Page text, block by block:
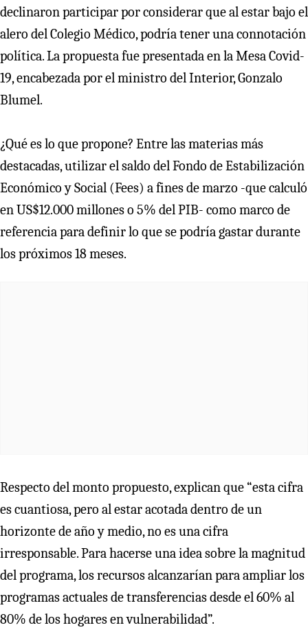
declinaron participar por considerar que al estar bajo el
alero del Colegio Médico, podría tener una connotación
política. La propuesta fue presentada en la Mesa Covid-
19, encabezada por el ministro del Interior, Gonzalo
Blumel.
¿Qué es lo que propone? Entre las materias más
destacadas, utilizar el saldo del Fondo de Estabilización
Económico y Social (Fees) a fines de marzo -que calculó
en US$12.000 millones o 5% del PIB- como marco de
referencia para definir lo que se podría gastar durante
los próximos 18 meses.
Respecto del monto propuesto, explican que “esta cifra
es cuantiosa, pero al estar acotada dentro de un
horizonte de año y medio, no es una cifra
irresponsable. Para hacerse una idea sobre la magnitud
del programa, los recursos alcanzarían para ampliar los
programas actuales de transferencias desde el 60% al
80% de los hogares en vulnerabilidad”.